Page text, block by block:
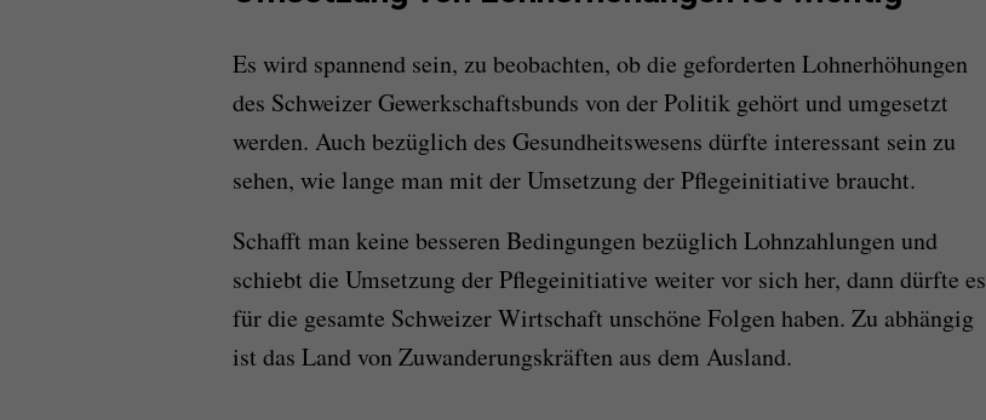
Es wird spannend sein, zu beobachten, ob die geforderten Lohnerhöhungen
des Schweizer Gewerkschaftsbunds von der Politik gehört und umgesetzt
werden. Auch bezüglich des Gesundheitswesens dürfte interessant sein zu
sehen, wie lange man mit der Umsetzung der Pflegeinitiative braucht.
Schafft man keine besseren Bedingungen bezüglich Lohnzahlungen und
schiebt die Umsetzung der Pflegeinitiative weiter vor sich her, dann dürfte es
für die gesamte Schweizer Wirtschaft unschöne Folgen haben. Zu abhängig
ist das Land von Zuwanderungskräften aus dem Ausland.